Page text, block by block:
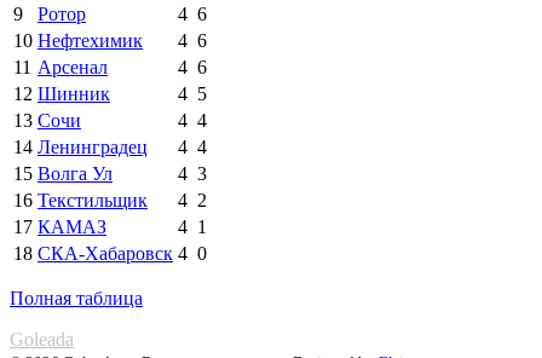
9
Ротор 4 6
10 Нефтехимик 4 6
11 Арсенал 4 6
12 Шинник 4 5
13 Сочи 4 4
14 Ленинградец 4 4
15 Волга Ул 4 3
16 Текстильщик 4 2
17 КАМАЗ 4 1
18 СКА-Хабаровск 4 0
Полная таблица
Goleada